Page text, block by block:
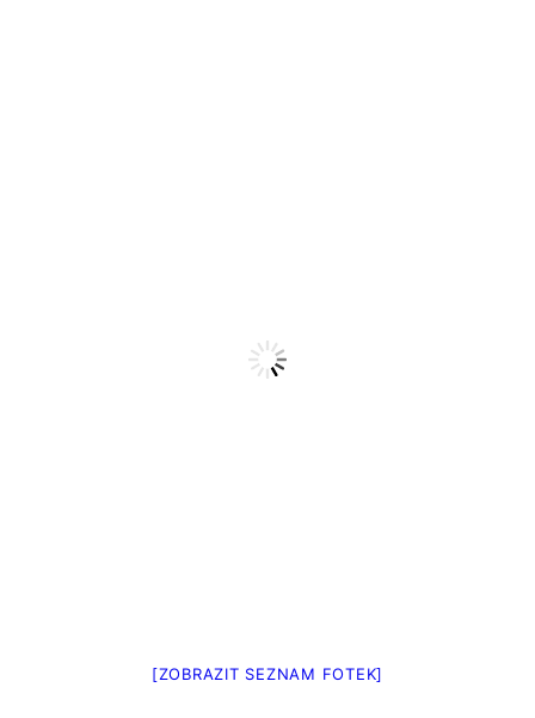
[ZOBRAZIT SEZNAM FOTEK]